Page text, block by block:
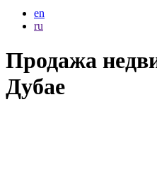
en
ru
Продажа
Дубае